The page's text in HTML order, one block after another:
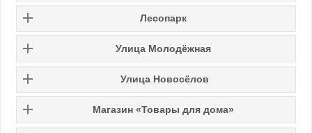
Лесопарк
Улица Молодёжная
Улица Новосёлов
Магазин «Товары для дома»